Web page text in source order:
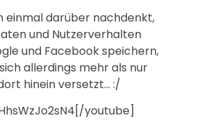
einmal darüber nachdenkt,
und Nutzerverhalten
und Facebook speichern,
allerdings mehr als nur
hinein versetzt… :/
youtube]